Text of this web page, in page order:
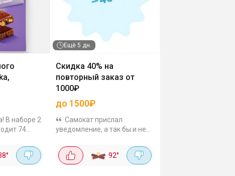
г
В наборе 2
74
августа.
такая
°
Ещё 5 дн.
Скидка 40% на
повторный заказ от
1000₽
до 1500₽
Самокат прислал
уведомление, а так бы и не
заказы, скидка проходит на
повторный, проверил в
92°